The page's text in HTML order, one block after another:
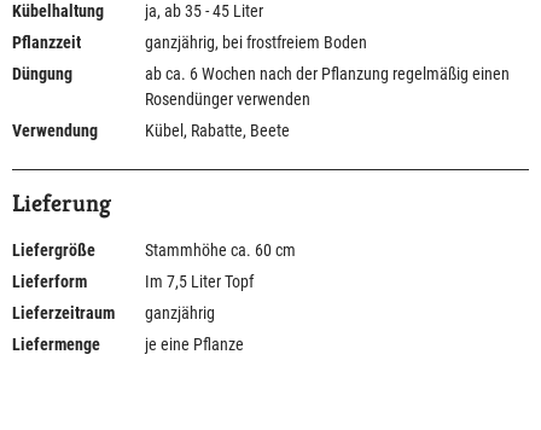
Kübelhaltung
ja, ab 35 - 45 Liter
Pflanzzeit
ganzjährig, bei frostfreiem Boden
Düngung
ab ca. 6 Wochen nach der Pflanzung regelmäßig einen
Rosendünger verwenden
Verwendung
Kübel, Rabatte, Beete
Lieferung
Liefergröße
Stammhöhe ca. 60 cm
Lieferform
Im 7,5 Liter Topf
Lieferzeitraum
ganzjährig
Liefermenge
je eine Pflanze